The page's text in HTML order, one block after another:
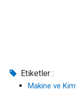
Etiketler :
Makine ve